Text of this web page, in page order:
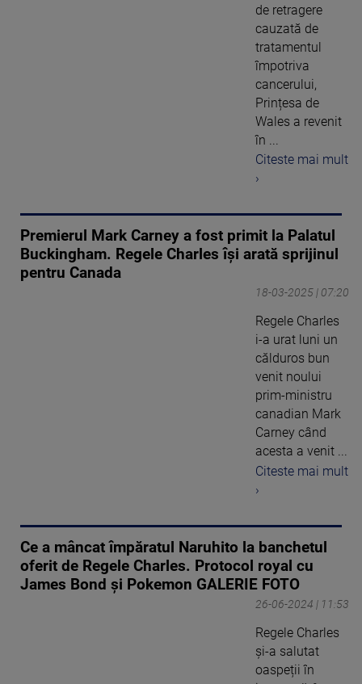
de retragere
cauzată de
tratamentul
împotriva
cancerului,
Prințesa de
Wales a revenit
în ...
Citeste mai mult
›
Premierul Mark Carney a fost primit la Palatul
Buckingham. Regele Charles își arată sprijinul
pentru Canada
18-03-2025 | 07:20
Regele Charles
i-a urat luni un
călduros bun
venit noului
prim-ministru
canadian Mark
Carney când
acesta a venit ...
Citeste mai mult
›
Ce a mâncat împăratul Naruhito la banchetul
oferit de Regele Charles. Protocol royal cu
James Bond și Pokemon GALERIE FOTO
26-06-2024 | 11:53
Regele Charles
și-a salutat
oaspeții în